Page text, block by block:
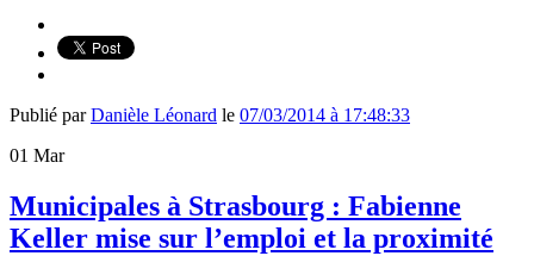
Publié parDanièle Léonard le 07/03/2014 à 17:48:33
01 Mar
Municipales à Strasbourg : Fabienne
Keller mise sur l’emploi et la proximité